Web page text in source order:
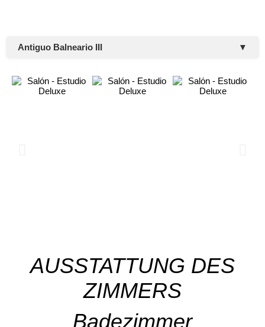
Antiguo Balneario III ▼
AUSSTATTUNG DES
ZIMMERS
Badezimmer